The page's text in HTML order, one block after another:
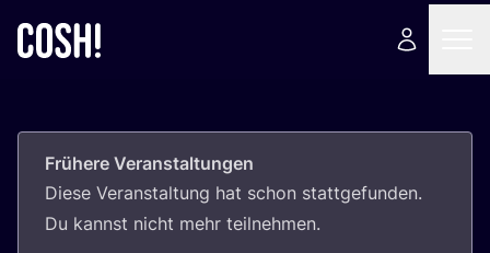
Frühere Veranstaltungen
Die­se Ver­an­stal­tung hat schon statt­ge­fun­den.
Du kannst nicht mehr teilnehmen.